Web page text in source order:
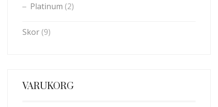
Platinum (2)
Skor (9)
VARUKORG